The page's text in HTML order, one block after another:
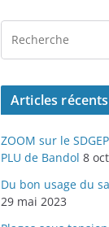
c
i
Articles récents
ZOOM sur le
PLU de Bandol 8
Du bon usage du
29 mai 2023